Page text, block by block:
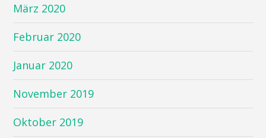
März 2020
Februar 2020
Januar 2020
November 2019
Oktober 2019